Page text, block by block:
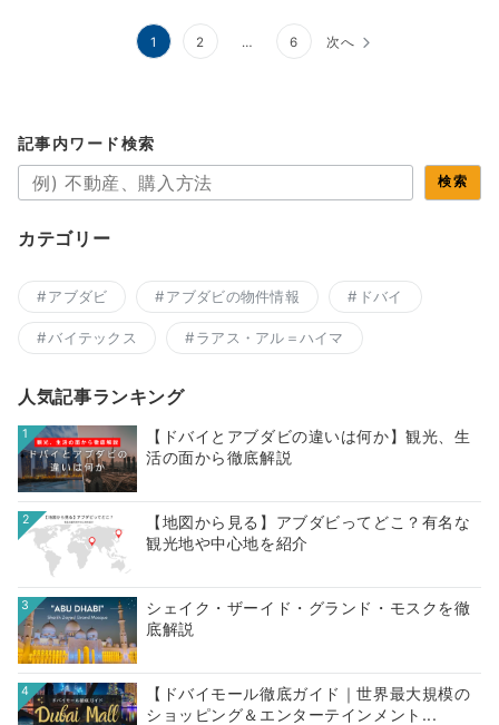
1 2 … 6 次へ
記事内ワード検索
検索
カテゴリー
アブダビ アブダビの物件情報 ドバイ
バイテックス ラアス・アル＝ハイマ
人気記事ランキング
1
【ドバイとアブダビの違いは何か】観光、生
活の面から徹底解説
2
【地図から見る】アブダビってどこ？有名な
観光地や中心地を紹介
3
シェイク・ザーイド・グランド・モスクを徹
底解説
4
【ドバイモール徹底ガイド｜世界最大規模の
ショッピング＆エンターテインメント...